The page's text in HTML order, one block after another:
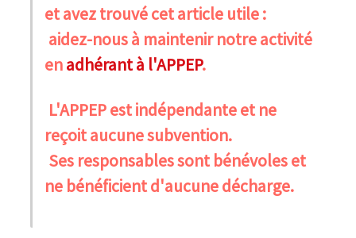
et avez trouvé cet article utile :
aidez-nous à maintenir notre activité
enadhérant à l'APPEP.
L'APPEP est indépendante et ne
reçoit aucune subvention.
Ses responsables sont bénévoles et
ne bénéficient d'aucune décharge.